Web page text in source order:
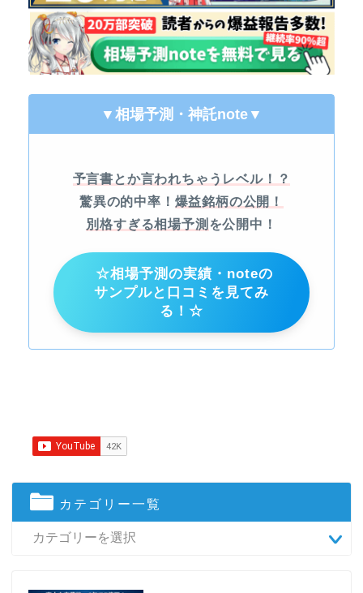
▼相場予測・神託note ▼
予言書とか言われちゃうレベル！？
驚異の的中率！ 爆益銘柄の公開！
別格すぎる相場予測 を公開中！
☆相場予測の実績・noteの
サンプルと口コミを見てみ
る！☆
カテゴリー一覧